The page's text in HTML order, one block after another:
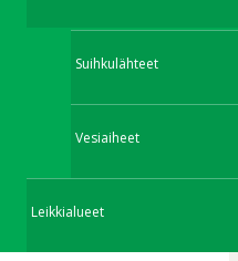
Suihkulähteet
Vesiaiheet
Leikkialueet